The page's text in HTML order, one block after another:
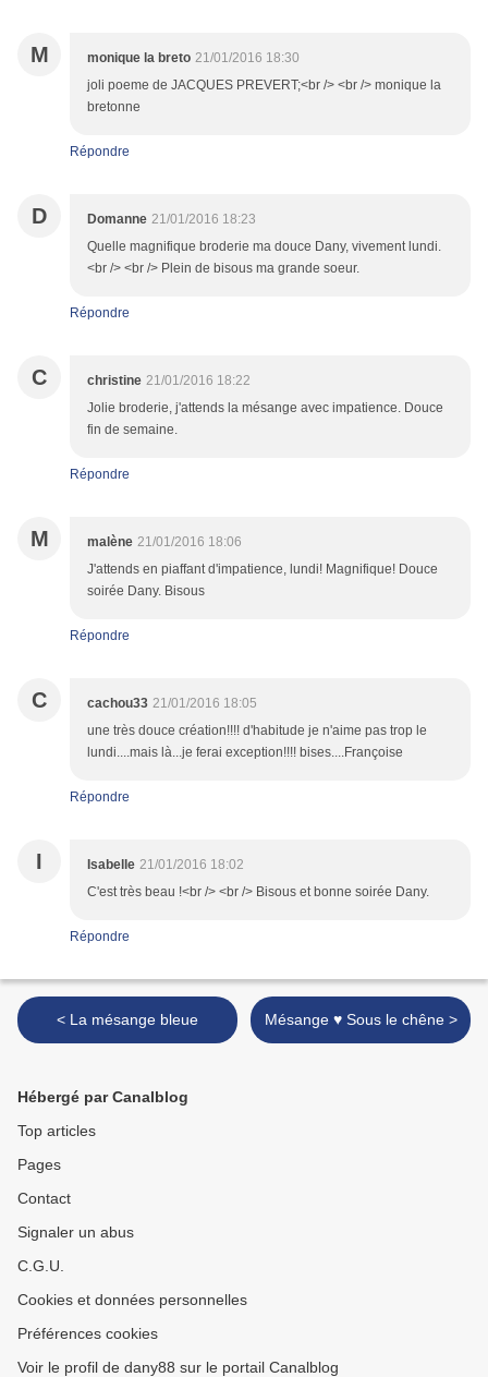
M monique la breto 21/01/2016 18:30
joli poeme de JACQUES PREVERT;<br /> <br /> monique la
bretonne
Répondre
D Domanne 21/01/2016 18:23
Quelle magnifique broderie ma douce Dany, vivement lundi.
<br /> <br /> Plein de bisous ma grande soeur.
Répondre
C christine 21/01/2016 18:22
Jolie broderie, j'attends la mésange avec impatience. Douce
fin de semaine.
Répondre
M malène 21/01/2016 18:06
J'attends en piaffant d'impatience, lundi! Magnifique! Douce
soirée Dany. Bisous
Répondre
C cachou33 21/01/2016 18:05
une très douce création!!!! d'habitude je n'aime pas trop le
lundi....mais là...je ferai exception!!!! bises....Françoise
Répondre
I Isabelle 21/01/2016 18:02
C'est très beau !<br /> <br /> Bisous et bonne soirée Dany.
Répondre
< La mésange bleue Mésange ♥ Sous le chêne >
Hébergé par Canalblog
Top articles
Pages
Contact
Signaler un abus
C.G.U.
Cookies et données personnelles
Préférences cookies
Voir le profil de dany88 sur le portail Canalblog